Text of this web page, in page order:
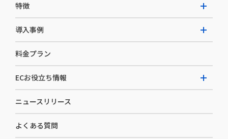
W2 Commerce BtoB
W2 Commerce Asia
AI buddy
EC運用構築支援・運用支援
カスタマーサクセス
セキュリティ
デザイン制作
コンサルティング
特徴
選ばれる理由
開発体制
導入事例
導入企業一覧
料金プラン
ECお役立ち情報
お役立ち資料
ニュースリリース
よくある質問